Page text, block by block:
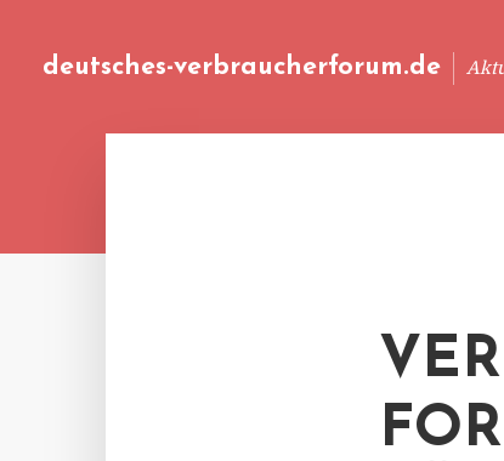
deutsches-verbraucherforum.de